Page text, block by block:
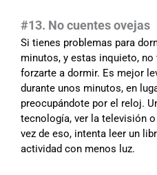
#13. No cuentes ovejas
Si tienes problemas para
minutos, y estas inquieto,
forzarte a dormir. Es mejor
durante unos minutos, en
preocupándote por el reloj.
tecnología, ver la televisión
vez de eso, intenta leer un
actividad con menos luz.